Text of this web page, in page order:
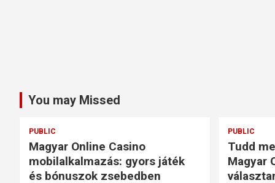
You may Missed
PUBLIC
Magyar Online Casino
mobilalkalmazás: gyors játék
és bónuszok zsebedben
PUBLIC
Tudd
Magyar